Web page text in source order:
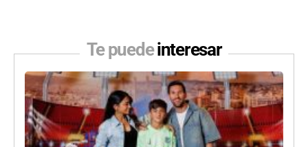
Te puedeinteresar